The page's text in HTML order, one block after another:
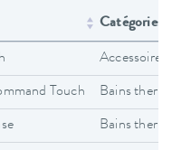
Catégories
Accessoires
Touch Bains
Bains